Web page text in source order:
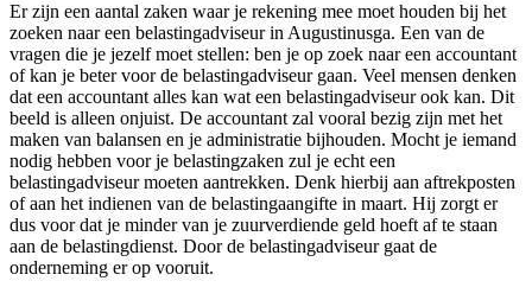
Er zijn een aantal zaken waar je rekening mee moet houden bij het
zoeken naar een belastingadviseur in Augustinusga. Een van de
vragen die je jezelf moet stellen: ben je op zoek naar een accountant
of kan je beter voor de belastingadviseur gaan. Veel mensen denken
dat een accountant alles kan wat een belastingadviseur ook kan. Dit
beeld is alleen onjuist. De accountant zal vooral bezig zijn met het
maken van balansen en je administratie bijhouden. Mocht je iemand
nodig hebben voor je belastingzaken zul je echt een
belastingadviseur moeten aantrekken. Denk hierbij aan aftrekposten
of aan het indienen van de belastingaangifte in maart. Hij zorgt er
dus voor dat je minder van je zuurverdiende geld hoeft af te staan
aan de belastingdienst. Door de belastingadviseur gaat de
onderneming er op vooruit.